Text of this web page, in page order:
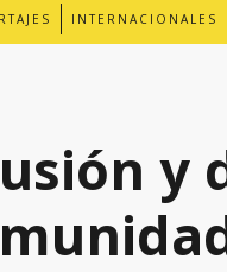
INTERNACIONALES
y